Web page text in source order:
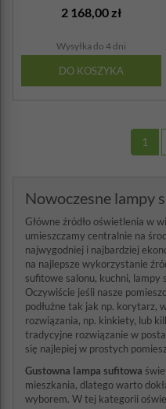
Classic
2 168,00 zł
Wysyłka do 4 dni
DO KOSZYKA
1
Nowoczesne lampy
Główne źródło oświetlenia w
umieszczamy centralnie na
najwygodniej i najbardziej
na najlepsze wykorzystanie
sufitowe salonu, kuchni,
Oczywiście jeśli nasze
podłużne tak jak np. korytarz,
rozwiązania, np. kinkiety, lub
tradycyjne rozwiązanie w
się najlepiej w prostych
Gustowna lampa sufitowa
mieszkania, dlatego warto
wyborem. W tej kategorii